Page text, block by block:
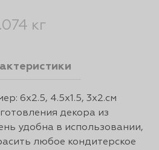
кг
6x2.5, 4.5x1.5, 3x2.см
декора из
удобна в использовании,
любое кондитерское